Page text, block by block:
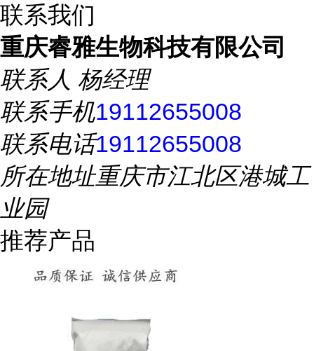
联系我们
重庆睿雅生物科技有限公司
联系人 杨经理
联系手机19112655008
联系电话19112655008
所在地址重庆市江北区港城工
业园
推荐产品